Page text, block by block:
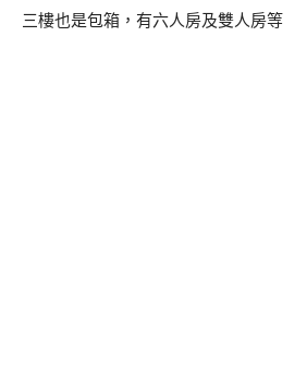
三樓也是包箱，有六人房及雙人房等